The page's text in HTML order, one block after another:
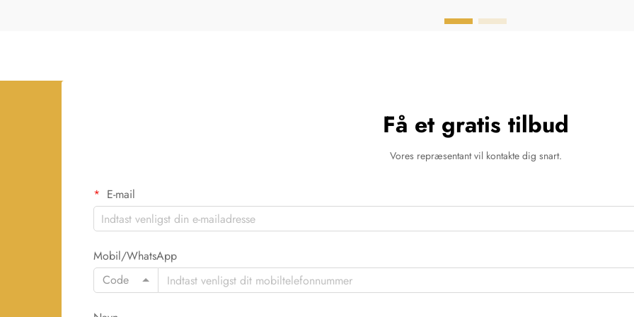
Få et gratis tilbud
Vores repræsentant vil kontakte dig snart.
E-mail
Mobil/WhatsApp
Code